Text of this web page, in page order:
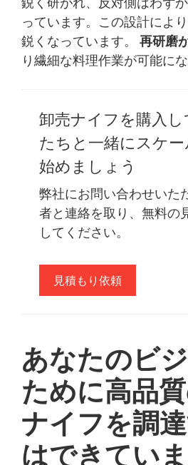
っています。この設計によ
鋭くなっています。 再研磨
り繊細な料理作業が可能にな
卸売ナイフを購入
たちと一緒にスケ
始めましょう
弊社にお問い合わせいた
者と連絡を取り、無料の
してください。
見積もり依頼
あなたのビ
ために高品
ナイフを調
はできてい